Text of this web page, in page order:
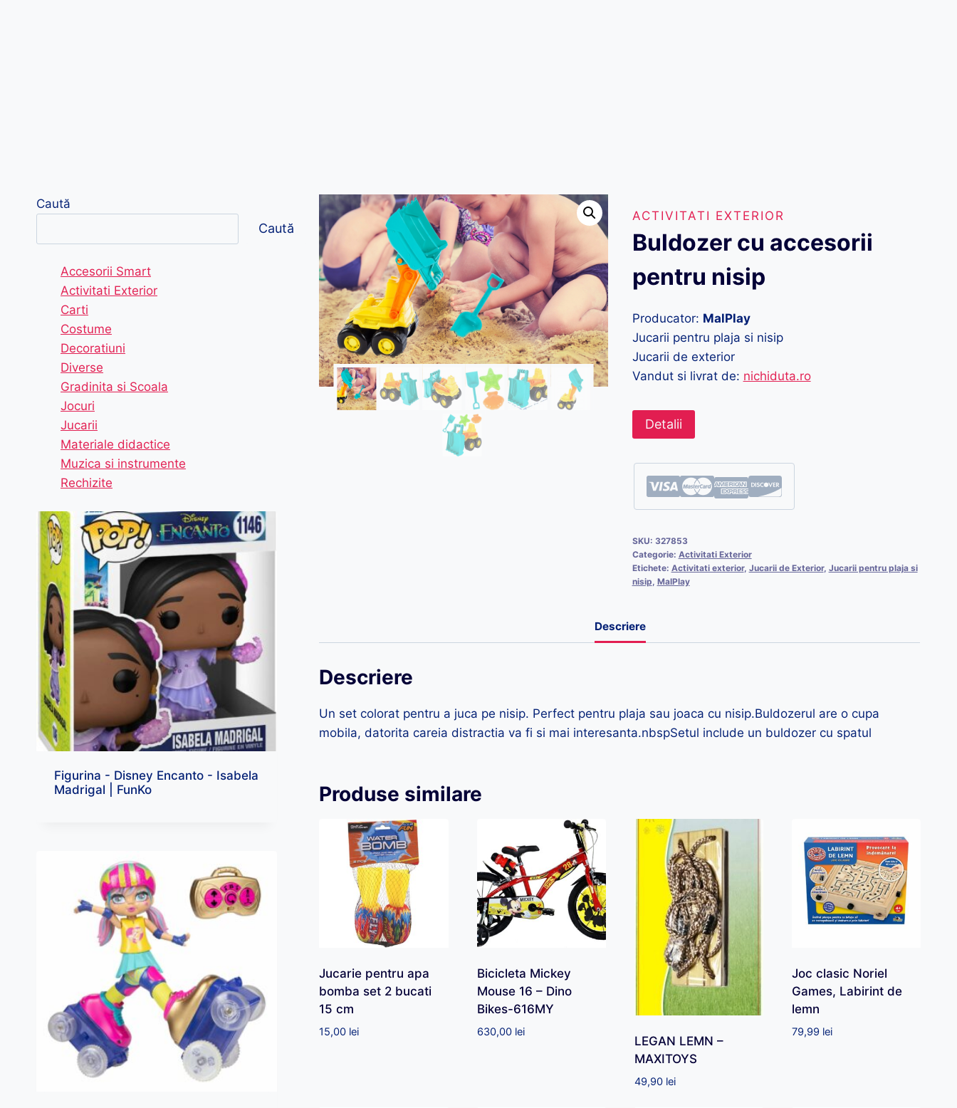
ACTIVITATI EXTERIOR
Buldozer cu accesorii
pentru nisip
Producator: MalPlay
Jucarii pentru plaja si nisip
Jucarii de exterior
Vandut si livrat de: nichiduta.ro
Detalii
SKU: 327853
Categorie: Activitati Exterior
Etichete: Activitati exterior, Jucarii de Exterior, Jucarii pentru plaja si
nisip, MalPlay
Descriere
Descriere
Un set colorat pentru a juca pe nisip. Perfect pentru plaja sau joaca cu nisip.Buldozerul are o cupa
mobila, datorita careia distractia va fi si mai interesanta.nbspSetul include un buldozer cu spatul
Produse similare
Jucarie pentru apa
bomba set 2 bucati
15 cm
15,00 lei
Bicicleta Mickey
Mouse 16 – Dino
Bikes-616MY
630,00 lei
LEGAN LEMN –
MAXITOYS
49,90 lei
Joc clasic Noriel
Games, Labirint de
lemn
79,99 lei
Caută
Caută
Accesorii Smart
Activitati Exterior
Carti
Costume
Decoratiuni
Diverse
Gradinita si Scoala
Jocuri
Jucarii
Materiale didactice
Muzica si instrumente
Rechizite
Figurina - Disney Encanto - Isabela
Madrigal | FunKo